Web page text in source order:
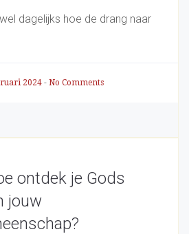
dagelijks hoe de drang naar
2024 - No Comments
ontdek je Gods
jouw